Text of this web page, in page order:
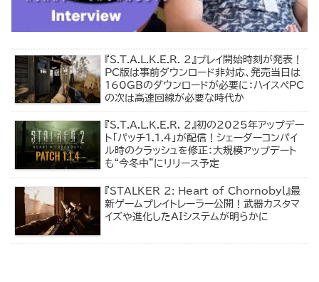
『S.T.A.L.K.E.R. 2』プレイ開始時刻が発表！
PC版は事前ダウンロード非対応、発売当日は
160GBのダウンロードが必要に：ハイスペPC
の次は高速回線が必要な時代か
『S.T.A.L.K.E.R. 2』初の2025年アップデー
ト「パッチ1.1.4」が配信！シェーダーコンパイ
ル時のクラッシュを修正：大規模アップデート
も“今冬中”にリリース予定
『STALKER 2: Heart of Chornobyl』最
新ゲームプレイトレーラー公開！武器カスタマ
イズや進化したAIシステムが明らかに